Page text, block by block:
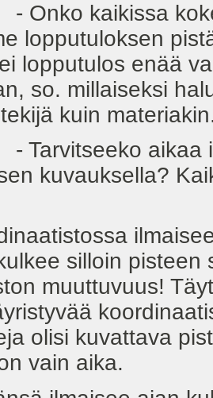
kaikissa
lopputuloksen
lopputulos enää
so. millaiseksi
kuin
aikaa
kuvauksella?
silloin pisteen
muuttuvuus!
olisi kuvattava
vain aika.